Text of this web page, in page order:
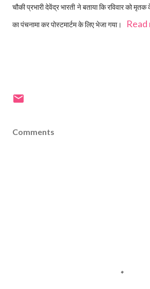
चौकी प्रभारी देवेंद्र भारती ने बताया कि रविवार को
का पंचनामा कर पोस्टमार्टम के लिए भेजा गया।
Read
Comments